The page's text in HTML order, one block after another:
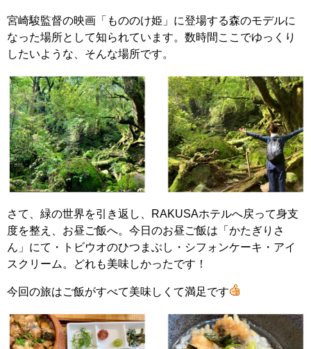
宮崎駿監督の映画「もののけ姫」に登場する森のモデルに
なった場所として知られています。数時間ここでゆっくり
したいような、そんな場所です。
さて、緑の世界を引き返し、RAKUSAホテルへ戻って身支
度を整え、お昼ご飯へ。今日のお昼ご飯は「かたぎりさ
ん」にて・トビウオのひつまぶし・シフォンケーキ・アイ
スクリーム。どれも美味しかったです！
今回の旅はご飯がすべて美味しくて満足です